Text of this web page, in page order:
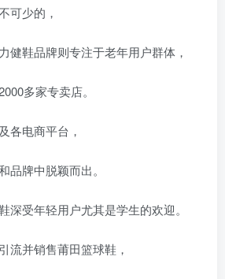
可少的，
健鞋品牌则专注于老年用户群体，
多家专卖店。
各电商平台，
品牌中脱颖而出。
深受年轻用户尤其是学生的欢迎。
流并销售莆田篮球鞋，